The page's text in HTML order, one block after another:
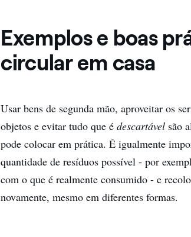
Exemplos e boas
circular em casa
Usar bens de segunda mão, aproveitar os
objetos e evitar tudo que édescartável são
pode colocar em prática. É igualmente
quantidade de resíduos possível - por
com o que é realmente consumido - e
novamente, mesmo em diferentes formas.